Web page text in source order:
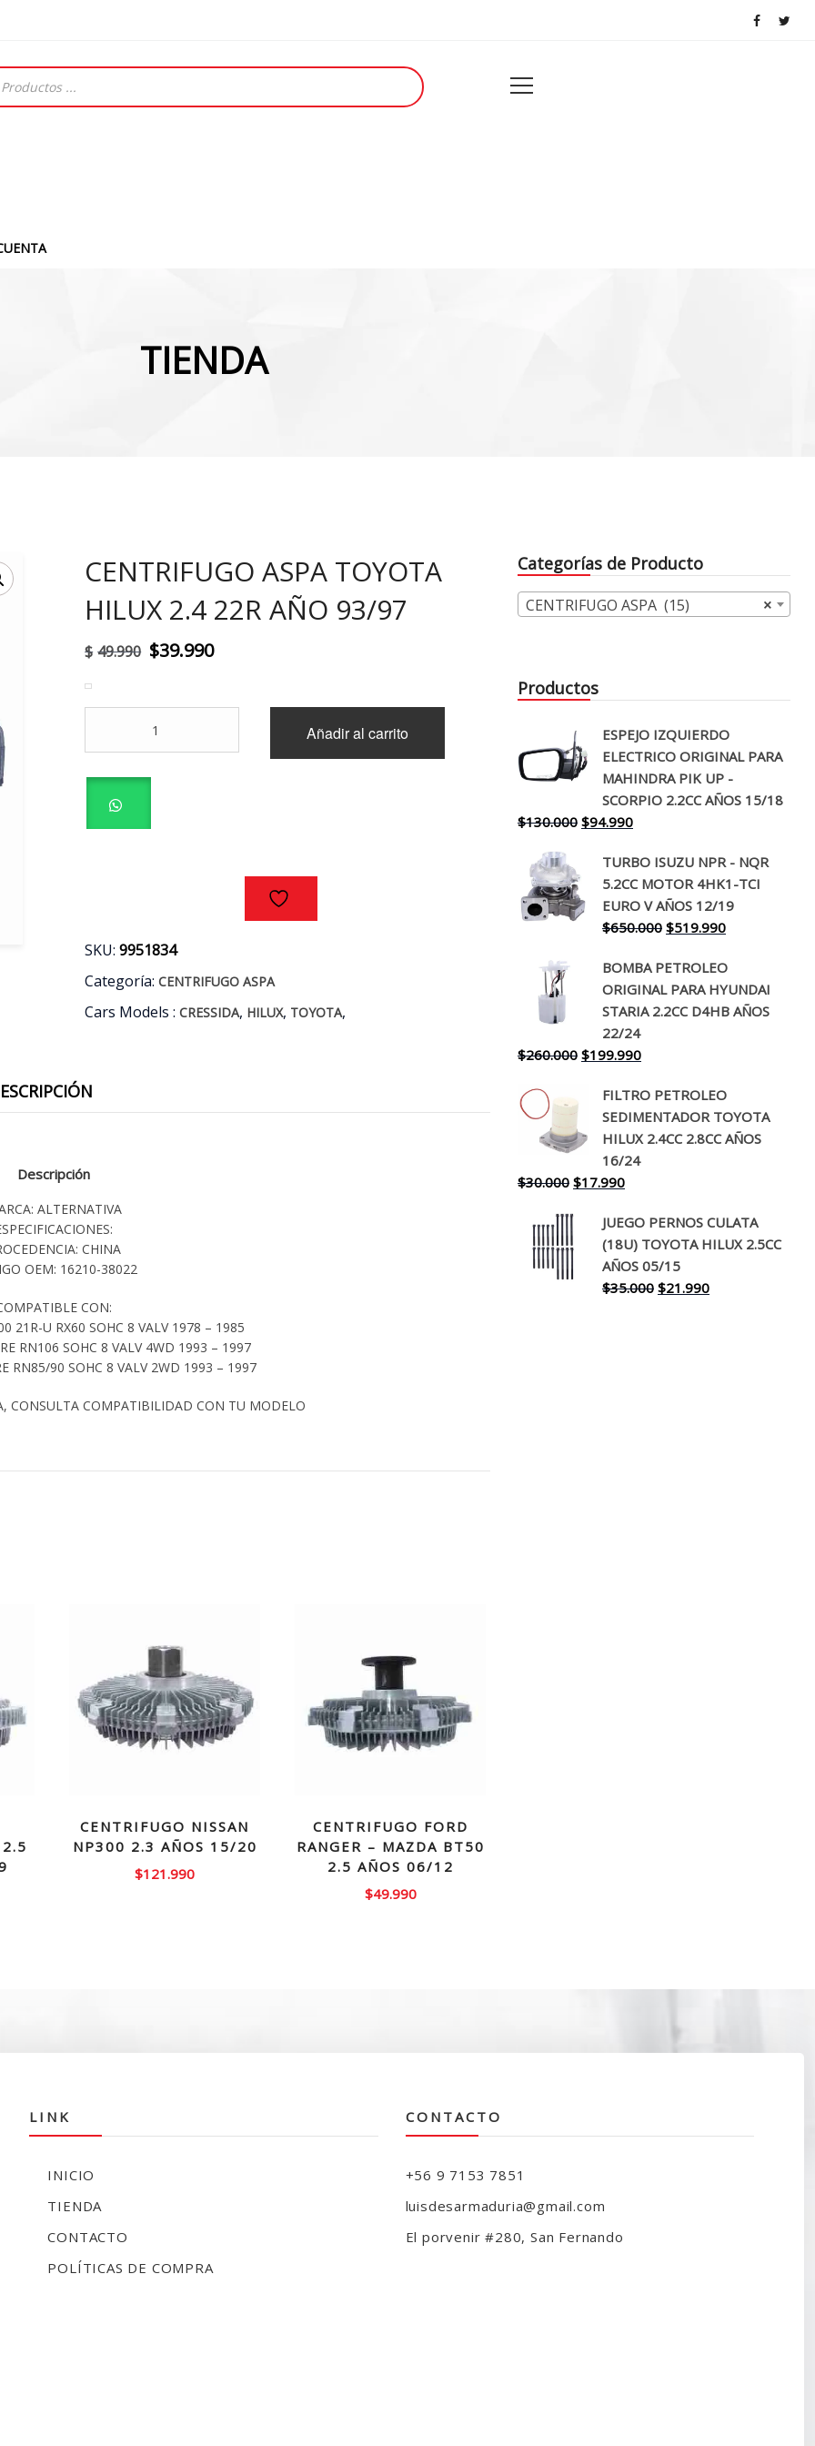
TIENDA
CENTRIFUGO ASPA TOYOTA
HILUX 2.4 22R AÑO 93/97
$ 49.990 El
original
era:
$39.990El
actual
$39.990.
TOYOTA
HILUX
AÑO
Añadir al carrito
SKU:9951834
Categoría:CENTRIFUGO ASPA
Cars Models :CRESSIDA, HILUX, TOYOTA,
Descripción
ALTERNATIVA
CHINA
OEM: 16210-38022
CON:
21R-U RX60 SOHC 8 VALV 1978 – 1985
RN106 SOHC 8 VALV 4WD 1993 – 1997
RN85/90 SOHC 8 VALV 2WD 1993 – 1997
CONSULTA COMPATIBILIDAD CON TU MODELO
CENTRIFUGO NISSAN
NP300 2.3 AÑOS 15/20
$121.990
CENTRIFUGO FORD
RANGER – MAZDA BT50
2.5 AÑOS 06/12
$49.990
Categorías de Producto
×
CENTRIFUGO ASPA (15)
Productos
ESPEJO IZQUIERDO
ELECTRICO ORIGINAL PARA
MAHINDRA PIK UP -
SCORPIO 2.2CC AÑOS 15/18
$130.000 El
original
era:
$130.000.
$94.990El
actual
es:
$94.990.
TURBO ISUZU NPR - NQR
5.2CC MOTOR 4HK1-TCI
EURO V AÑOS 12/19
$650.000 El
original
era:
$650.000.
$519.990El
actual
es:
$519.990.
BOMBA PETROLEO
ORIGINAL PARA HYUNDAI
STARIA 2.2CC D4HB AÑOS
22/24
$260.000 El
original
era:
$260.000.
$199.990El
actual
es:
$199.990.
FILTRO PETROLEO
SEDIMENTADOR TOYOTA
HILUX 2.4CC 2.8CC AÑOS
16/24
$30.000 El
original
era:
$30.000.
$17.990El
actual
es:
$17.990.
JUEGO PERNOS CULATA
(18U) TOYOTA HILUX 2.5CC
AÑOS 05/15
$35.000 El
$21.990El
LINK
INICIO
TIENDA
CONTACTO
POLÍTICAS DE COMPRA
CONTACTO
+56 9 7153 7851
luisdesarmaduria@gmail.com
El porvenir #280, San Fernando